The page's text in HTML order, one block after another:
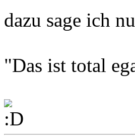
dazu sage ich
"Das ist total